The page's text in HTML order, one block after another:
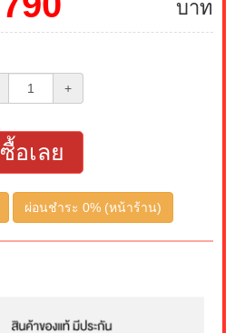
บาท
+
ซื้อเลย
ผ่อนชำระ 0% (หน้าร้าน)